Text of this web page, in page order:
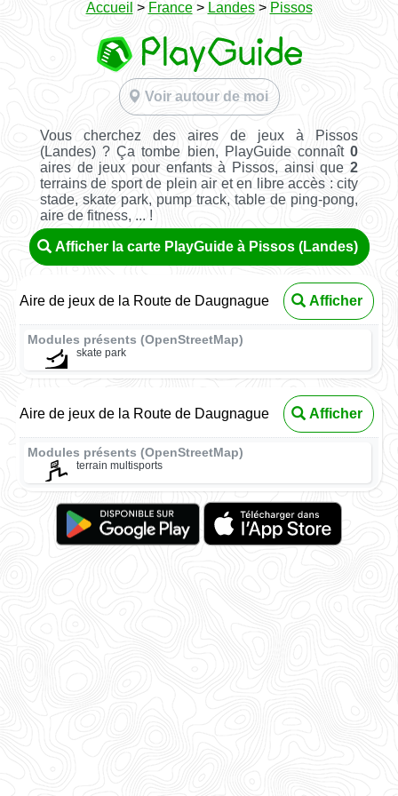
Accueil > France> Landes> Pissos
Voir autour de moi
Vous cherchez des aires de jeux à Pissos
(Landes) ? Ça tombe bien, PlayGuide connaît0
aires de jeux pour enfants à Pissos, ainsi que2
terrains de sport de plein air et en libre accès : city
stade, skate park, pump track, table de ping-pong,
aire de fitness, ... !
Afficher la carte PlayGuide à Pissos (Landes)
Aire de jeux de la Route de Daugnague Afficher
Modules présents (OpenStreetMap)
skate park
Aire de jeux de la Route de Daugnague Afficher
Modules présents (OpenStreetMap)
terrain multisports